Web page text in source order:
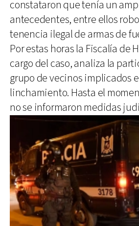
constataron que tenía un
antecedentes, entre ellos
tenencia ilegal de armas de
Por estas horas la Fiscalía de
cargo del caso, analiza la
grupo de vecinos implicados
linchamiento. Hasta el
no se informaron medidas